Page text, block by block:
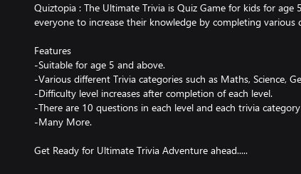
Quiztopia : The Ultimate Trivia is Quiz Game for kids for age
everyone to increase their knowledge by completing various
Features
-Suitable for age 5 and above.
-Various different Trivia categories such as Maths, Science,
-Difficulty level increases after completion of each level.
-There are 10 questions in each level and each trivia
-Many More.
Get Ready for Ultimate Trivia Adventure ahead.....